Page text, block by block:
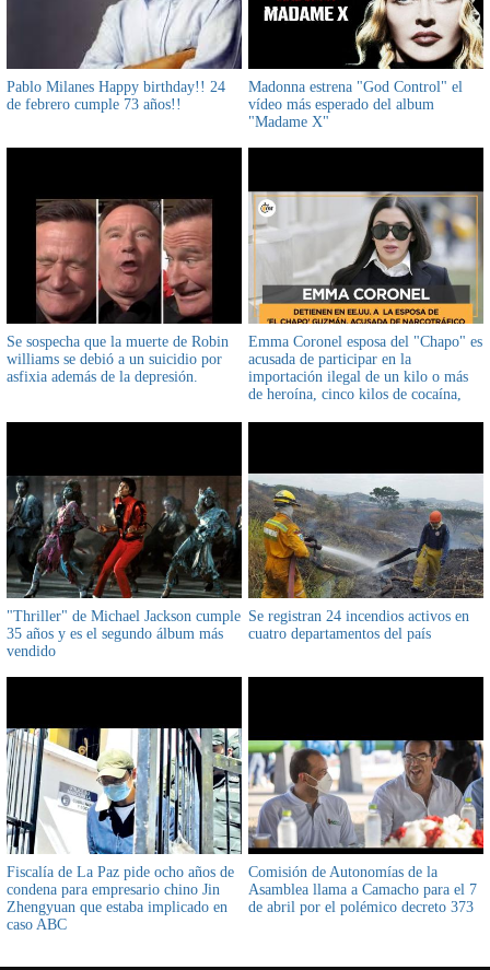
Pablo Milanes Happy birthday!! 24
de febrero cumple 73 años!!
Madonna estrena "God Control" el
vídeo más esperado del album
"Madame X"
Se sospecha que la muerte de Robin
williams se debió a un suicidio por
asfixia además de la depresión.
Emma Coronel esposa del "Chapo" es
acusada de participar en la
importación ilegal de un kilo o más
de heroína, cinco kilos de cocaína,
"Thriller" de Michael Jackson cumple
35 años y es el segundo álbum más
vendido
Se registran 24 incendios activos en
cuatro departamentos del país
Fiscalía de La Paz pide ocho años de
condena para empresario chino Jin
Zhengyuan que estaba implicado en
caso ABC
Comisión de Autonomías de la
Asamblea llama a Camacho para el 7
de abril por el polémico decreto 373